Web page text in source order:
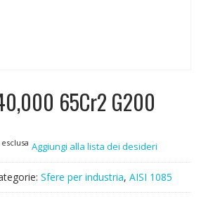
65Cr2 G200
Aggiungi alla lista dei desideri
Sfere per industria, AISI 1085